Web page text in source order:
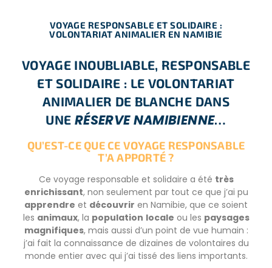
VOYAGE RESPONSABLE ET SOLIDAIRE :
VOLONTARIAT ANIMALIER EN NAMIBIE
VOYAGE INOUBLIABLE, RESPONSABLE
ET SOLIDAIRE : LE VOLONTARIAT
ANIMALIER DE BLANCHE DANS
UNE RÉSERVE NAMIBIENNE…
QU’EST-CE QUE CE VOYAGE RESPONSABLE
T’A APPORTÉ ?
Ce voyage responsable et solidaire a été très
enrichissant, non seulement par tout ce que j’ai pu
apprendre et découvrir en Namibie, que ce soient
les animaux, la population locale ou les paysages
magnifiques, mais aussi d’un point de vue humain :
j’ai fait la connaissance de dizaines de volontaires du
monde entier avec qui j’ai tissé des liens importants.